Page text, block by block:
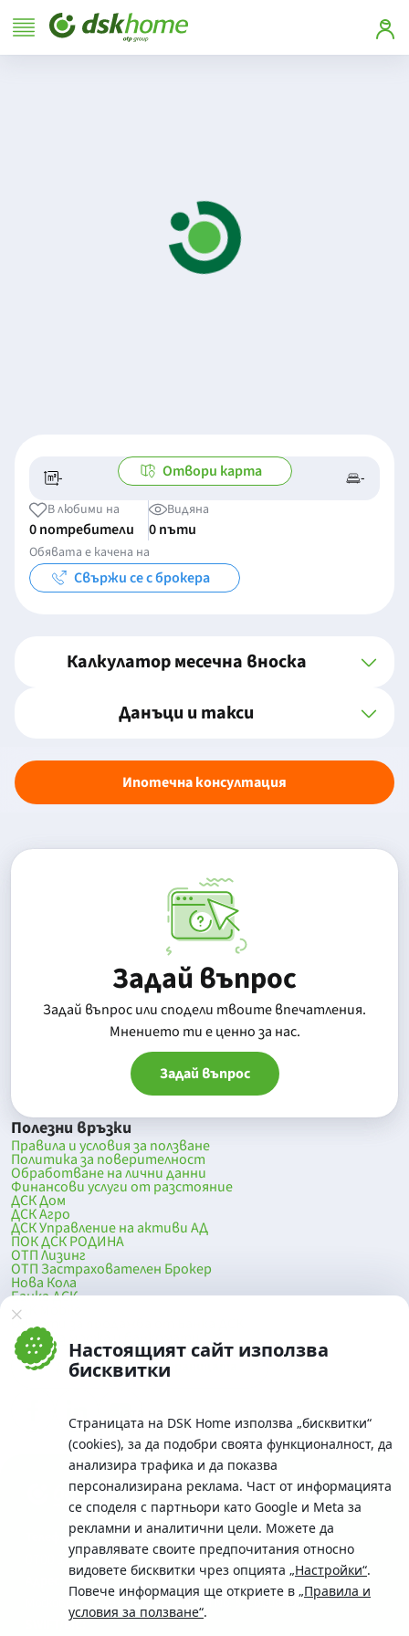
Настоящият сайт използва
бисквитки
Страницата на DSK Home използва „бисквитки“
(cookies), за да подобри своята функционалност, да
анализира трафика и да показва
персонализирана реклама. Част от информацията
се споделя с партньори като Google и Meta за
рекламни и аналитични цели. Можете да
управлявате своите предпочитания относно
видовете бисквитки чрез опцията „Настройки“.
Повече информация ще откриете в „Правила и
условия за ползване“.
- -/- -
Отвори карта
В любими на
0 потребители
Видяна
0 пъти
Обявата е качена на
Свържи се с брокера
Калкулатор месечна вноска
Данъци и такси
Ипотечна консултация
Задай въпрос
Задай въпрос или сподели твоите впечатления.
Mнението ти е ценно за нас.
Задай въпрос
Полезни връзки
Правила и условия за ползване
Политика за поверителност
Обработване на лични данни
Финансови услуги от разстояние
ДСК Дом
ДСК Агро
ДСК Управление на активи АД
ПОК ДСК РОДИНА
ОТП Лизинг
ОТП Застрахователен Брокер
Нова Кола
Банка ДСК
DSK Mobile
Оферти за продажба от Банка ДСК
Клонова мрежа и банкомати
До началото на страницата
Телефон:
0700 10 375 / *2375
Московска No.19 / ул. Г. Бенковски No. 5, София 1036
SWIFT/BIC: